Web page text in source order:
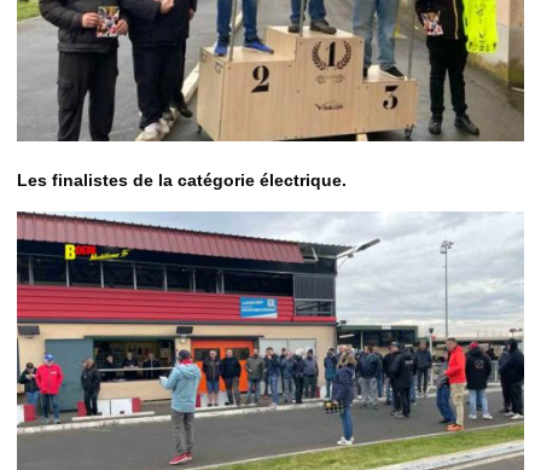
Les finalistes de la catégorie électrique.